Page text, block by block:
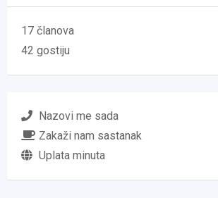
17 članova
42 gostiju
Nazovi me sada
Zakaži nam sastanak
Uplata minuta